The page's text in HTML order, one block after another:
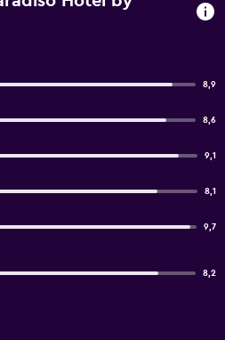
8,9
8,6
9,1
8,1
9,7
8,2